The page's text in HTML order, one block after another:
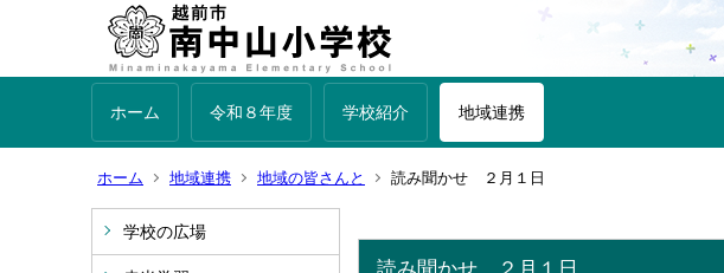
ホーム 令和８年度 学校紹介 地域連携
ホーム 地域連携 地域の皆さんと 読み聞かせ ２月１日
学校の広場